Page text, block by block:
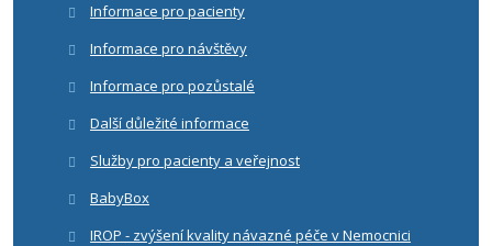
Informace pro pacienty
Informace pro návštěvy
Informace pro pozůstalé
Další důležité informace
Služby pro pacienty a veřejnost
BabyBox
IROP - zvýšení kvality návazné péče v Nemocnici